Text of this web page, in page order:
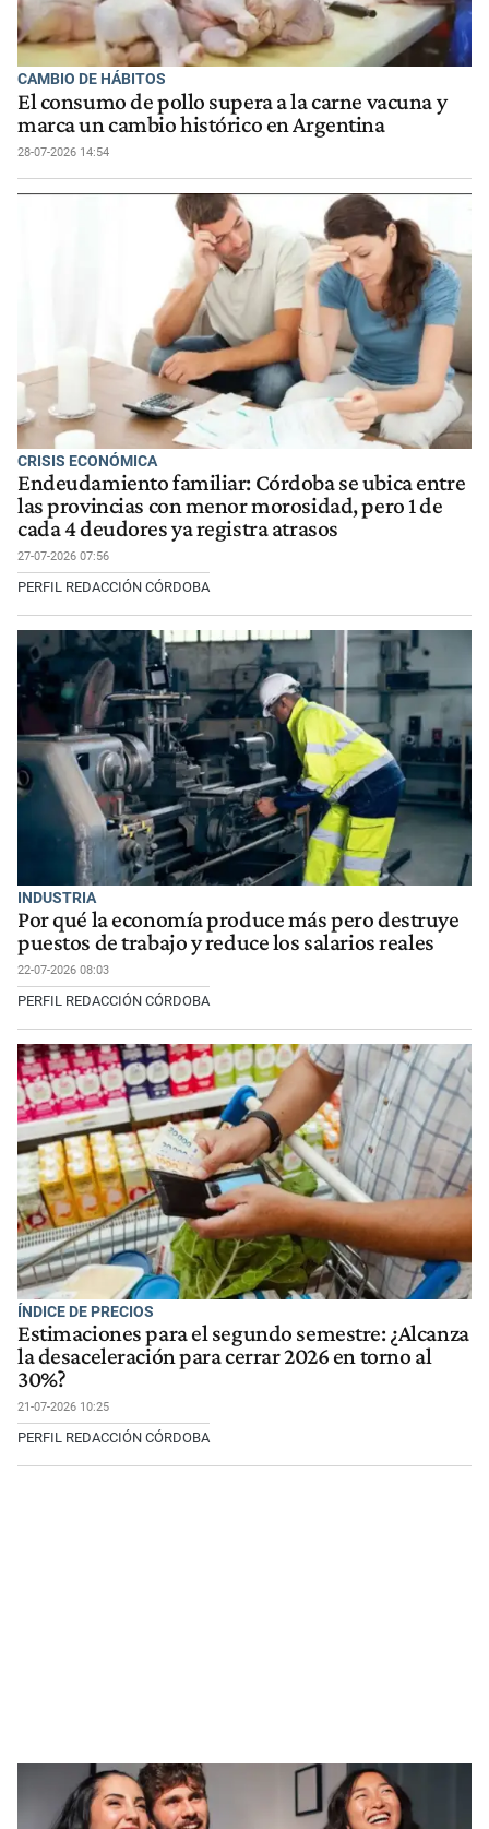
CAMBIO DE HÁBITOS
El consumo de pollo supera a la carne vacuna y
marca un cambio histórico en Argentina
28-07-2026 14:54
CRISIS ECONÓMICA
Endeudamiento familiar: Córdoba se ubica entre
las provincias con menor morosidad, pero 1 de
cada 4 deudores ya registra atrasos
27-07-2026 07:56
PERFIL REDACCIÓN CÓRDOBA
INDUSTRIA
Por qué la economía produce más pero destruye
puestos de trabajo y reduce los salarios reales
22-07-2026 08:03
PERFIL REDACCIÓN CÓRDOBA
ÍNDICE DE PRECIOS
Estimaciones para el segundo semestre: ¿Alcanza
la desaceleración para cerrar 2026 en torno al
30%?
21-07-2026 10:25
PERFIL REDACCIÓN CÓRDOBA